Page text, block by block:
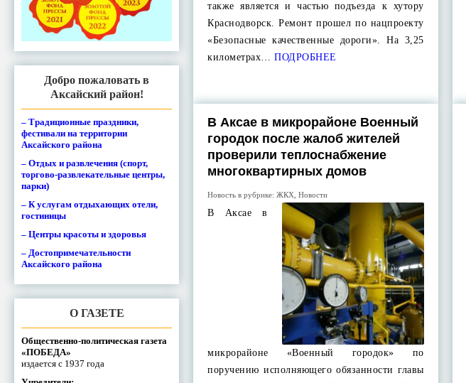
Добро пожаловать в
Аксайский район!
– Традиционные праздники,
фестивали на территории
Аксайского района
– Отдых и развлечения (спорт,
торгово-развлекательные центры,
парки)
– К услугам отдыхающих отели,
гостиницы
– Центры красоты и здоровья
– Достопримечательности
Аксайского района
О ГАЗЕТЕ
Общественно-политическая газета
«ПОБЕДА»
издается с 1937 года
также является и частью подъезда к хутору
Краснодворск. Ремонт прошел по нацпроекту
«Безопасные качественные дороги». На 3,25
километрах… ПОДРОБНЕЕ
В Аксае в микрорайоне Военный
городок после жалоб жителей
проверили теплоснабжение
многоквартирных домов
Новость в рубрике:ЖКХ ,Новости
В Аксае в
микрорайоне «Военный городок» по
поручению исполняющего обязанности главы